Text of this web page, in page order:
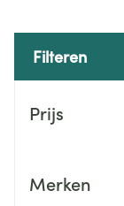
Filteren
Prijs
Merken